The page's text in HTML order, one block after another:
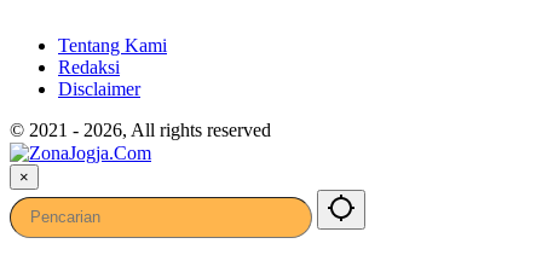
Tentang Kami
Redaksi
Disclaimer
© 2021 - 2026, All rights reserved
×